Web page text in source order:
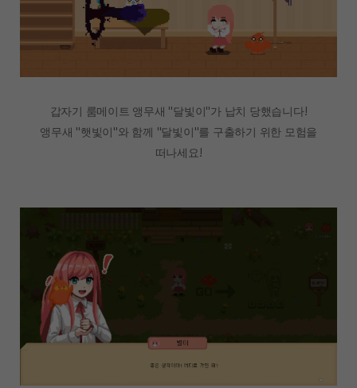
갑자기 룸메이트 앵무새 "달빛이"가 납치 당했습니다!
앵무새 "햇빛이"와 함께 "달빛이"를 구출하기 위한 모험을
떠나세요!